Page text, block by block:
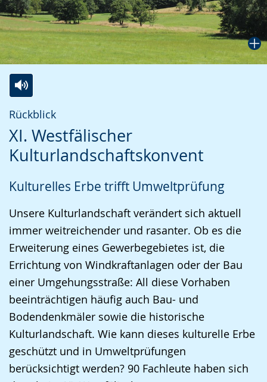
Rückblick
XI. Westfälischer
Kulturlandschaftskonvent
Kulturelles Erbe trifft Umweltprüfung
Unsere Kulturlandschaft verändert sich aktuell
immer weitreichender und rasanter. Ob es die
Erweiterung eines Gewerbegebietes ist, die
Errichtung von Windkraftanlagen oder der Bau
einer Umgehungsstraße: All diese Vorhaben
beeinträchtigen häufig auch Bau- und
Bodendenkmäler sowie die historische
Kulturlandschaft. Wie kann dieses kulturelle Erbe
geschützt und in Umweltprüfungen
berücksichtigt werden? 90 Fachleute haben sich
Leichten
Sprache
wechseln.
Audio-
Unterstützung.
Video
in
Deutscher
wird
angezeigt.